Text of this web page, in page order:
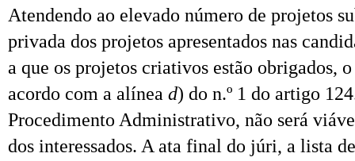
Atendendo ao elevado número de projetos
privada dos projetos apresentados nas
a que os projetos criativos estão obrigados,
acordo com a alínea d) do n.º 1 do artigo
Procedimento Administrativo, não será
dos interessados. A ata final do júri, a lista